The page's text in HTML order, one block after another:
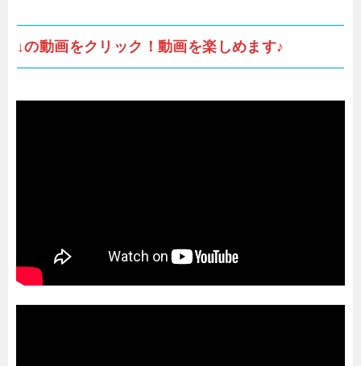
↓の動画をクリック！動画を楽しめます♪